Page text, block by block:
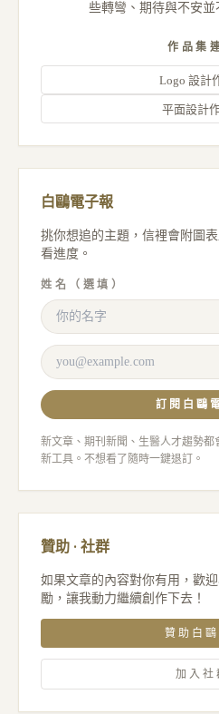
些轉彎、期待與不安並
作品集
Logo 設計
平面設計
白鷗電子報
挑你想追的主題，信裡會附圖
看進度。
姓名（選填）
訂閱白鷗
新文章、期刊新聞、生醫人才趨勢
新工具。不想看了隨時一鍵退訂。
贊助 · 社群
如果文章的內容對你有用，歡
勵，讓我動力繼續創作下去！
贊助白
加入社